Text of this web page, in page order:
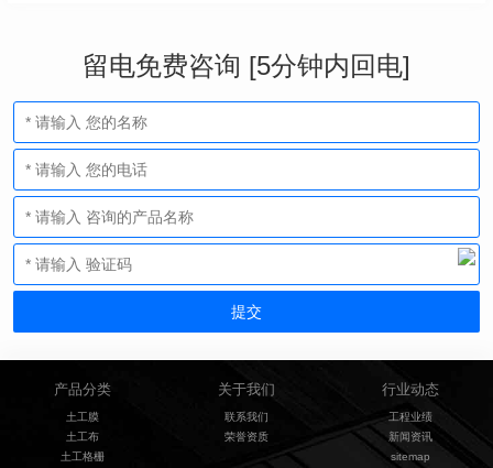
留电免费咨询 [5分钟内回电]
产品分类
土工膜
土工布
土工格栅
关于我们
联系我们
荣誉资质
行业动态
工程业绩
新闻资讯
sitemap